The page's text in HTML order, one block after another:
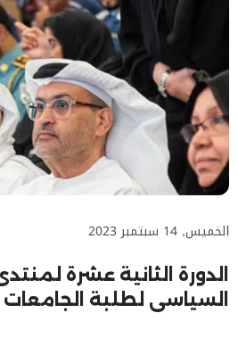
الخميس, 14 سبتمبر 2023
الدورة الثانية عشرة
السياسي لطلبة الجامعات